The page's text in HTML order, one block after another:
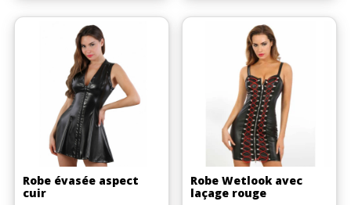
Robe évasée aspect
cuir
Robe Wetlook avec
laçage rouge